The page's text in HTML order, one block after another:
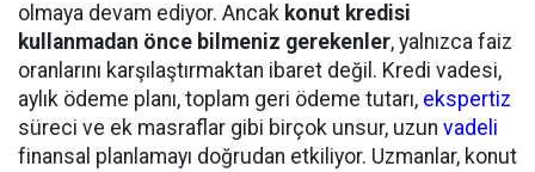
olmaya devam ediyor. Ancak konut kredisi
kullanmadan önce bilmeniz gerekenler, yalnızca faiz
oranlarını karşılaştırmaktan ibaret değil. Kredi vadesi,
aylık ödeme planı, toplam geri ödeme tutarı, ekspertiz
süreci ve ek masraflar gibi birçok unsur, uzun vadeli
finansal planlamayı doğrudan etkiliyor. Uzmanlar, konut